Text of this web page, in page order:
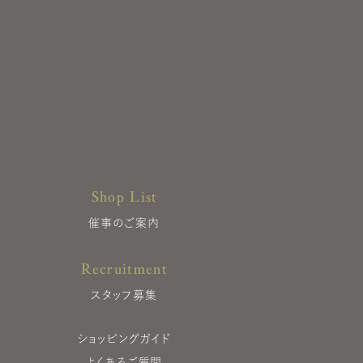
Shop List
催事のご案内
Recruitment
スタッフ募集
ショッピングガイド